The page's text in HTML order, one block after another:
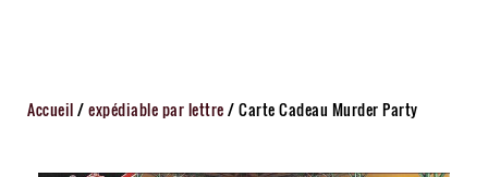
Accueil/expédiable par lettre/ Carte Cadeau Murder Party